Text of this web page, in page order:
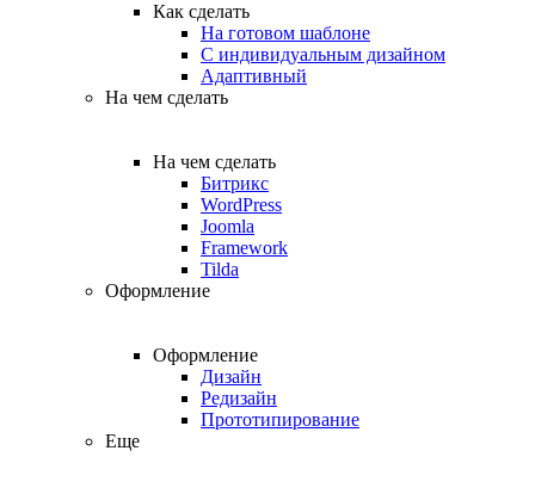
Как сделать
На готовом шаблоне
С индивидуальным дизайном
Адаптивный
На чем сделать
На чем сделать
Битрикс
WordPress
Joomla
Framework
Tilda
Оформление
Оформление
Дизайн
Редизайн
Прототипирование
Еще